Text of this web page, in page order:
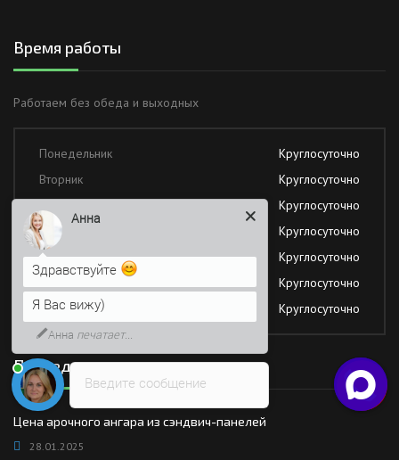
Время работы
Работаем без обеда и выходных
Понедельник
Круглосуточно
Вторник
Круглосуточно
Круглосуточно
Четверг
Круглосуточно
Пятница
Круглосуточно
Суббота
Круглосуточно
Воскресение
Круглосуточно
Последние новости
Цена арочного ангара из сэндвич-панелей
28.01.2025
Введите сообщение
Анна
Здравствуйте
Я Вас вижу)
Анна печатает...